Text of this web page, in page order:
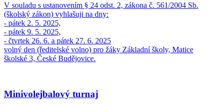
V souladu s ustanovením § 24 odst. 2, zákona č. 561/2004 Sb.
(školský zákon) vyhlašuji na dny:
- pátek 2. 5. 2025,
- pátek 9. 5. 2025,
- čtvrtek 26. 6. a pátek 27. 6. 2025
volný den (ředitelské volno) pro žáky Základní školy, Matice
školské 3, České Budějovice.
Minivolejbalový turnaj